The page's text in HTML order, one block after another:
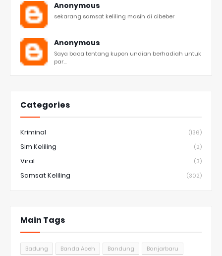
Anonymous
sekarang samsat keliling masih di cibeber
Anonymous
Saya baca tentang kupon undian berhadiah untuk
par...
Categories
Kriminal (136)
Sim Keliling (2)
Viral (3)
Samsat Keliling (302)
Main Tags
Badung Banda Aceh Bandung
Banjarbaru